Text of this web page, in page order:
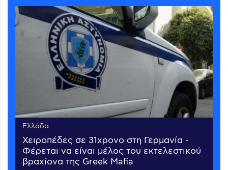
Ελλάδα
Χειροπέδες σε 31χρονο στη Γερμανία -
Φέρεται να είναι μέλος του εκτελεστικού
βραχίονα της Greek Mafia